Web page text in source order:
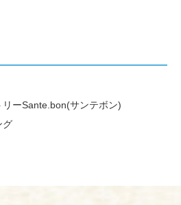
ーSante.bon(サンテボン)
グ